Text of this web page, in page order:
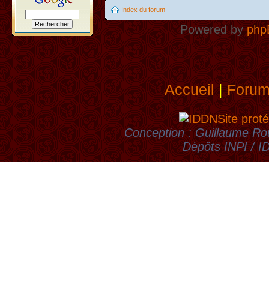
Index du forum
Powered by
Accueil|
Site
Conception : Guillaume
Dèpôts INPI /